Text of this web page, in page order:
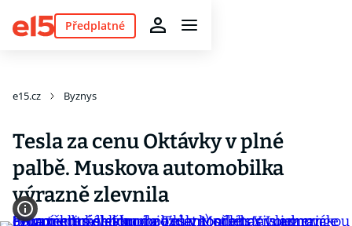
Předplatné
e15.cz Byznys
Tesla za cenu Oktávky v plné
palbě. Muskova automobilka
výrazně zlevnila